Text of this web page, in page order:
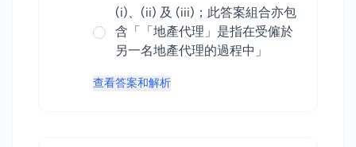
(i)、(ii) 及 (iii)；此答案組合亦包
含「「地產代理」是指在受僱於
另一名地產代理的過程中」
查看答案和解析